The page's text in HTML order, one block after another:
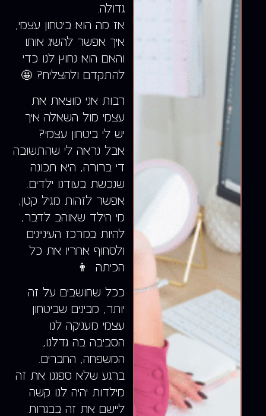
גדולה.
אז מה הוא ביטחון עצמי,
איך אפשר להשיג אותו
והאם הוא נחוץ לנו כדי
להתקדם ולהצליח? 🤩
רבות אני מוצאת את
עצמי מול השאלה איך
יש לי ביטחון עצמי?
אבל נראה לי שהתשובה
די ברורה, היא תכונה
שנכשת בעודנו ילדים.
אפשר לזהות מגיל קטן,
מי הילד שאוהב לדבר,
להיות במרכז העיניינים
ולסחוף אחריו את כל
הכיתה. 👨
ככל שחושבים על זה
יותר, מבינים שביטחון
עצמי מעניקה לנו
הסביבה בה גדלנו,
המשפחה, החברים.
ברגע שלא ספגנו את זה
מילדות יהיה לנו קשה
ליישם את זה בבגרות.